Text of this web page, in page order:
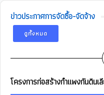
ข่าวประกาศการจัดซื้อ-จัดจ้าง
ดูทั้งหมด
โครงการก่อสร้างกำแพงกันดิน